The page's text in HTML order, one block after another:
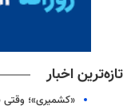
تازه‌ترین اخبار
«کشمیری»؛ وقتی